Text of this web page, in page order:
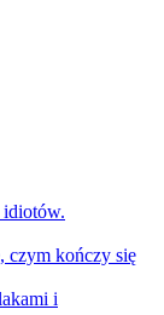
idiotów.
czym kończy się
i